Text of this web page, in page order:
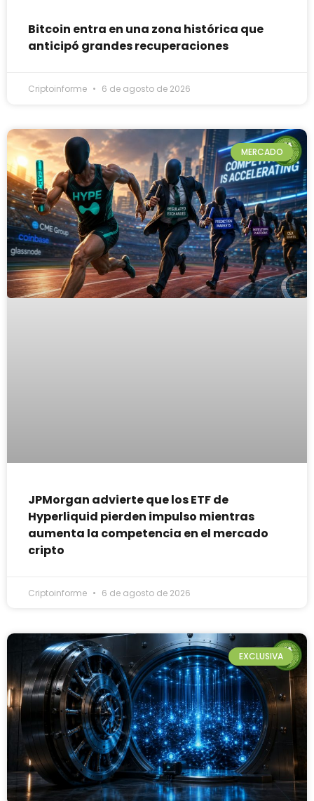
Bitcoin entra en una zona histórica que
anticipó grandes recuperaciones
Criptoinforme 6 de agosto de 2026
MERCADO
JPMorgan advierte que los ETF de
Hyperliquid pierden impulso mientras
aumenta la competencia en el mercado
cripto
Criptoinforme 6 de agosto de 2026
EXCLUSIVA